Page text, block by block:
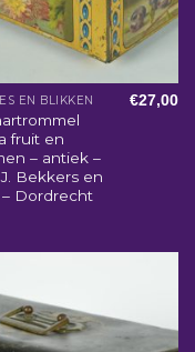
EN BLIKKEN
fruit en
– antiek –
Bekkers en
Dordrecht
€27,00